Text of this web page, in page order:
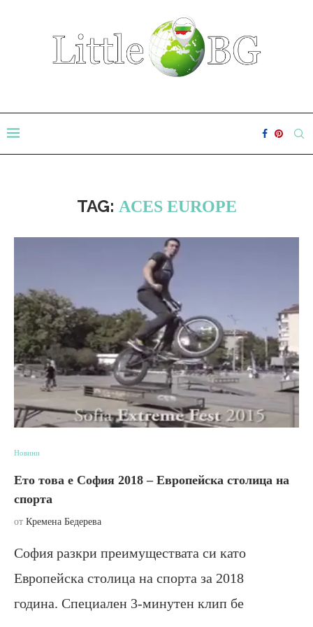
TAG: ACES EUROPE
Новини
Ето това е София 2018 – Европейска столица на
спорта
от Кремена Бедерева
София разкри преимуществата си като
Европейска столица на спорта за 2018
година. Специален 3-минутен клип бе